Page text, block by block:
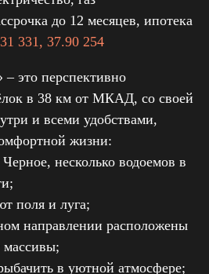
до 12 месяцев, ипотека
331, 37.90 254
это перспективно
в 38 км от МКАД, со своей
и всеми удобствами,
жизни:
Черное, несколько водоемов в
поля и луга;
направлении расположены
в уютной атмосфере;